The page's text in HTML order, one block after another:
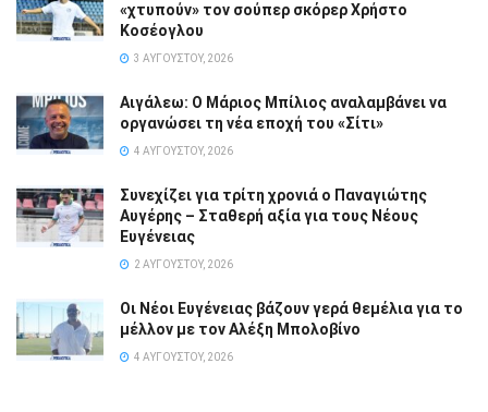
«χτυπούν» τον σούπερ σκόρερ Χρήστο
Κοσέογλου
3 ΑΥΓΟΎΣΤΟΥ, 2026
Αιγάλεω: Ο Μάριος Μπίλιος αναλαμβάνει να
οργανώσει τη νέα εποχή του «Σίτι»
4 ΑΥΓΟΎΣΤΟΥ, 2026
Συνεχίζει για τρίτη χρονιά ο Παναγιώτης
Αυγέρης – Σταθερή αξία για τους Νέους
Ευγένειας
2 ΑΥΓΟΎΣΤΟΥ, 2026
Οι Νέοι Ευγένειας βάζουν γερά θεμέλια για το
μέλλον με τον Αλέξη Μπολοβίνο
4 ΑΥΓΟΎΣΤΟΥ, 2026